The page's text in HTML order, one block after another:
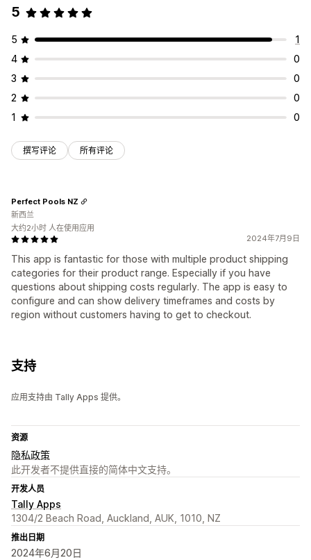
5
5
1
4
0
3
0
2
0
1
0
撰写评论 所有评论
2024年7月9日
This app is fantastic for those with multiple product shipping
categories for their product range. Especially if you have
questions about shipping costs regularly. The app is easy to
configure and can show delivery timeframes and costs by
region without customers having to get to checkout.
Perfect Pools NZ
新西兰
大约2小时 人在使用应用
支持
应用支持由 Tally Apps 提供。
资源
隐私政策
此开发者不提供直接的简体中文支持。
开发人员
Tally Apps
1304/2 Beach Road, Auckland, AUK, 1010, NZ
推出日期
2024年6月20日